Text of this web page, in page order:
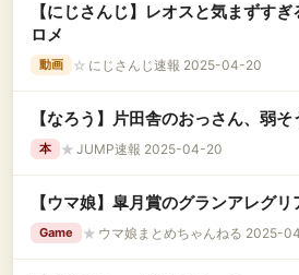
【にじさんじ】レオスと気まずす
ロメ
動画 ☆ にじさんじ速報 2025-04-20
【なろう】片田舎のおっさん、弱そ
本 ★ JUMP速報 2025-04-20
【ウマ娘】皐月賞のグランアレグリ
Game ★ ウマ娘まとめちゃんねる 2025-